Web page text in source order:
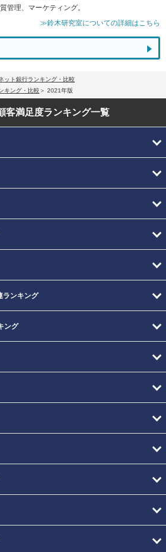
管理、マーケティング。
≫鈴木研究室についての詳細はこちら
ット銀行ランキング・比較
キング・比較
2021年版
客満足度ランキング一覧
ランキング
ング